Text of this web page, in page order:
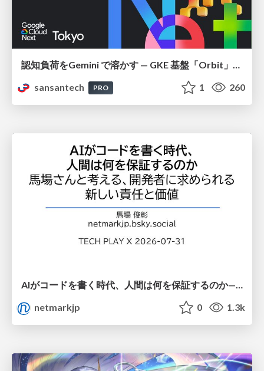
認知負荷をGemini で溶かす — GKE 基盤「Orbit」における AI エージェントの実践
sansantech
PRO 1 260
netmarkjp
0 1.3k